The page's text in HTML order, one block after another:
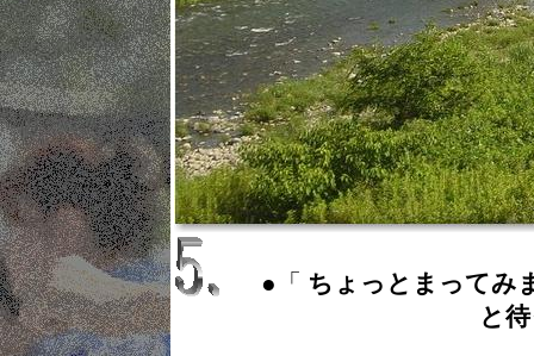
●「 ちょっとまってみ
と